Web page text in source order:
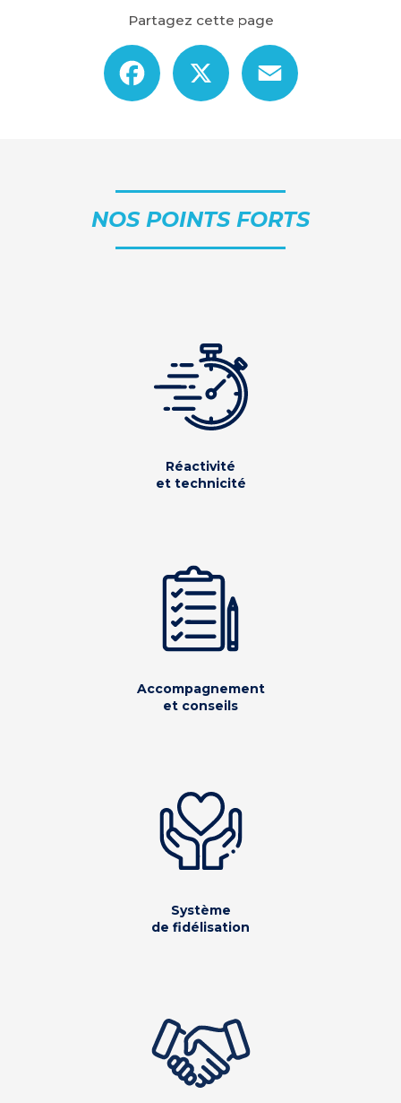
Partagez cette page
Facebook
NOS POINTS FORTS
Réactivité
et technicité
Accompagnement
et conseils
Système
de fidélisation